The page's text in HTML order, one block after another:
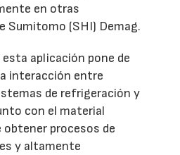
en otras
Sumitomo (SHI) Demag.
esta aplicación pone de
interacción entre
de refrigeración y
con el material
obtener procesos de
y altamente